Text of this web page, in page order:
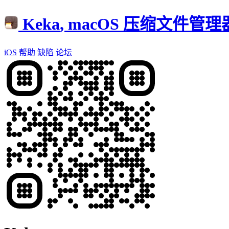
Keka, macOS 压缩文件管理
iOS 帮助 缺陷 论坛